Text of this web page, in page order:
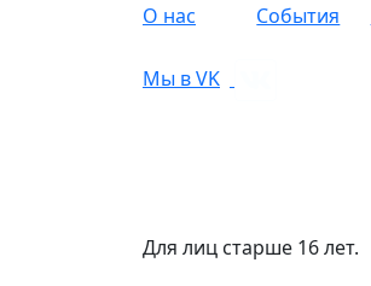
О нас События
Мы в VK
Для лиц старше 16 лет.